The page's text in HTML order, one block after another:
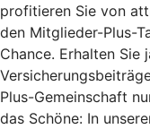
profitieren Sie von
den Mitglieder-Plus-
Chance. Erhalten Sie
Plus-Gemeinschaft
das Schöne: In